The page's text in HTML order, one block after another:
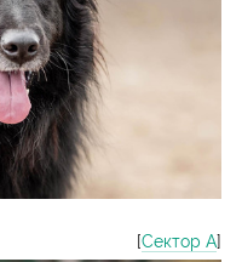
[Сектор А]